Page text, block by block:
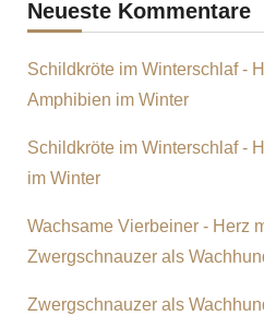
Neueste Kommentare
Schildkröte im Winterschlaf -
Amphibien im Winter
Schildkröte im Winterschlaf -
im Winter
Wachsame Vierbeiner - Herz
Zwergschnauzer als
Zwergschnauzer als